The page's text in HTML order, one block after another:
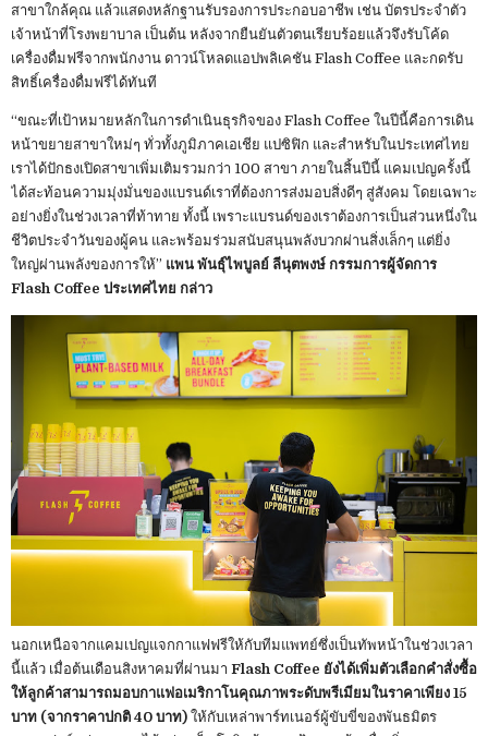
สาขาใกล้คุณ แล้วแสดงหลักฐานรับรองการประกอบอาชีพ เช่น บัตรประจำตัว
เจ้าหน้าที่โรงพยาบาล เป็นต้น หลังจากยืนยันตัวตนเรียบร้อยแล้วจึงรับโค้ด
เครื่องดื่มฟรีจากพนักงาน ดาวน์โหลดแอปพลิเคชัน Flash Coffee และกดรับ
สิทธิ์เครื่องดื่มฟรีได้ทันที
“ขณะที่เป้าหมายหลักในการดำเนินธุรกิจของ Flash Coffee ในปีนี้คือการเดิน
หน้าขยายสาขาใหม่ๆ ทั่วทั้งภูมิภาคเอเชีย แปซิฟิก และสำหรับในประเทศไทย
เราได้ปักธงเปิดสาขาเพิ่มเติมรวมกว่า 100 สาขา ภายในสิ้นปีนี้ แคมเปญครั้งนี้
ได้สะท้อนความมุ่งมั่นของแบรนด์เราที่ต้องการส่งมอบสิ่งดีๆ สู่สังคม โดยเฉพาะ
อย่างยิ่งในช่วงเวลาที่ท้าทาย ทั้งนี้ เพราะแบรนด์ของเราต้องการเป็นส่วนหนึ่งใน
ชีวิตประจำวันของผู้คน และพร้อมร่วมสนับสนุนพลังบวกผ่านสิ่งเล็กๆ แต่ยิ่ง
ใหญ่ผ่านพลังของการให้” แพน พันธุ์ไพบูลย์ ลีนุตพงษ์ กรรมการผู้จัดการ
Flash Coffee ประเทศไทย กล่าว
นอกเหนือจากแคมเปญแจกกาแฟฟรีให้กับทีมแพทย์ซึ่งเป็นทัพหน้าในช่วงเวลา
นี้แล้ว เมื่อต้นเดือนสิงหาคมที่ผ่านมา Flash Coffee ยังได้เพิ่มตัวเลือกคำสั่งซื้อ
ให้ลูกค้าสามารถมอบกาแฟอเมริกาโนคุณภาพระดับพรีเมียมในราคาเพียง 15
บาท (จากราคาปกติ 40 บาท) ให้กับเหล่าพาร์ทเนอร์ผู้ขับขี่ของพันธมิตร